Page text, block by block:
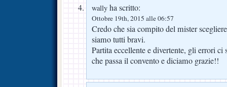
wally ha scritto:
Ottobre 19th, 2015 alle 06:57
Credo che sia compito del mister
siamo tutti bravi.
Partita eccellente e divertente, gli errori
che passa il convento e diciamo grazie!!